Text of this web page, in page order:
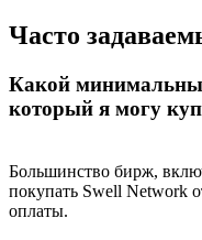
Часто
Какой
который я могу
Большинство бирж,
покупать Swell Network
оплаты.